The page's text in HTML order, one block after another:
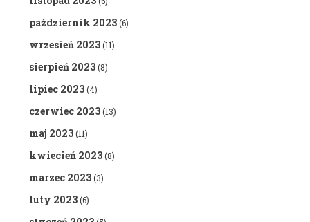
październik 2023(6)
wrzesień 2023(11)
sierpień 2023(8)
lipiec 2023(4)
czerwiec 2023(13)
maj 2023(11)
kwiecień 2023(8)
marzec 2023(3)
luty 2023(6)